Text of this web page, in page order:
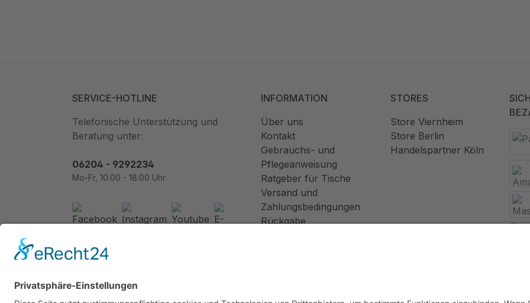
SERVICE-HOTLINE
Telefonische Unterstützung und
Beratung unter:
06204 - 9292234
Mo-Fr, 10:00 - 18:00 Uhr
Newsletter abonnieren
INFORMATION
Über uns
Kontakt
Gebrauchs- und
Pflegeanweisung
Ratgeber für Tische
Versand und
Zahlungsbedingungen
Rückgabe
STORES
Store Viernheim
Store Berlin
Handelspartner Köln